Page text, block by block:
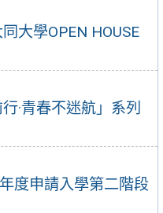
大學OPEN HOUSE
·青春不迷航」系列
度申請入學第二階段